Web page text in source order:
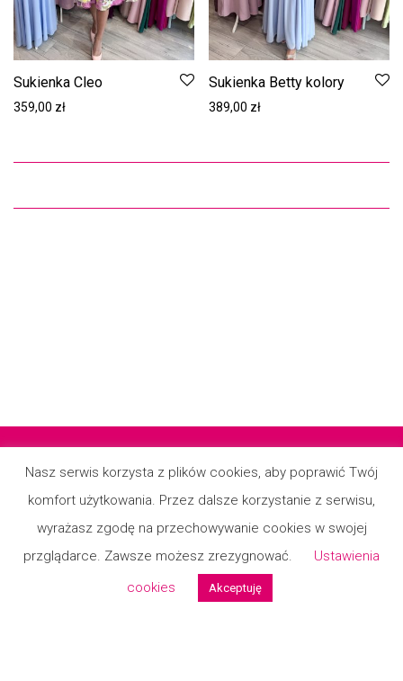
Sukienka Cleo
359,00 zł
Sukienka Betty kolory
389,00 zł
Polityka prywatności
Nasz serwis korzysta z plików cookies, aby poprawić Twój
komfort użytkowania. Przez dalsze korzystanie z serwisu,
wyrażasz zgodę na przechowywanie cookies w swojej
przglądarce. Zawsze możesz zrezygnować.
Ustawienia
cookies
Akceptuję
kupił/a
Sukienka Alice 3 Kolory ×